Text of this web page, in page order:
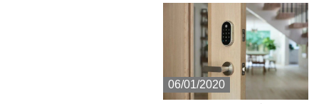
06/01/2020